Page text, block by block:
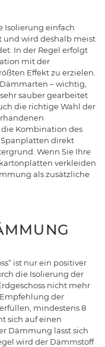
Isolierung einfach
und wird deshalb meist
In der Regel erfolgt
mit der
Effekt zu erzielen.
– wichtig,
sauber gearbeitet
die richtige Wahl der
Kombination des
direkt
Wenn Sie Ihre
verkleiden
als zusätzliche
ist nur ein positiver
die Isolierung der
nicht mehr
der
mindestens 8
sich auf einen
Dämmung lässt sich
wird der Dämmstoff